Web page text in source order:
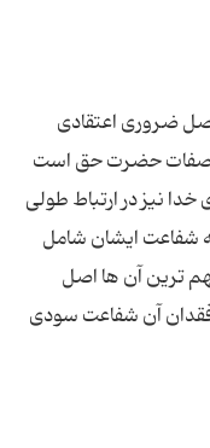
ضروری اعتقادی
صفات حضرت حق است
نیز در ارتباط طولی
شفاعت ایشان شامل
ترین آن ها اصل
آن شفاعت سودی